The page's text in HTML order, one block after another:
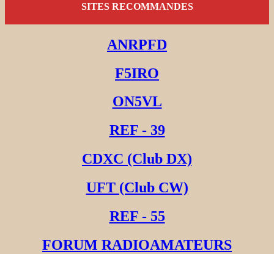
SITES RECOMMANDES
ANRPFD
F5IRO
ON5VL
REF - 39
CDXC (Club DX)
UFT (Club CW)
REF - 55
FORUM RADIOAMATEURS